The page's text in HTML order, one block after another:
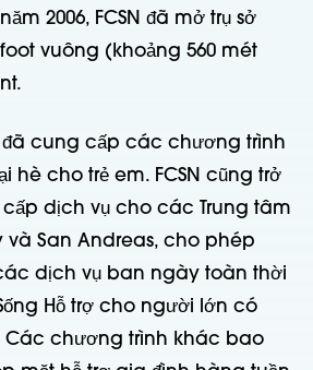
2006, FCSN đã mở trụ sở
vuông (khoảng 560 mét
đã cung cấp các chương trình
hè cho trẻ em. FCSN cũng trở
dịch vụ cho các Trung tâm
và San Andreas, cho phép
dịch vụ ban ngày toàn thời
Hỗ trợ cho người lớn có
Các chương trình khác bao